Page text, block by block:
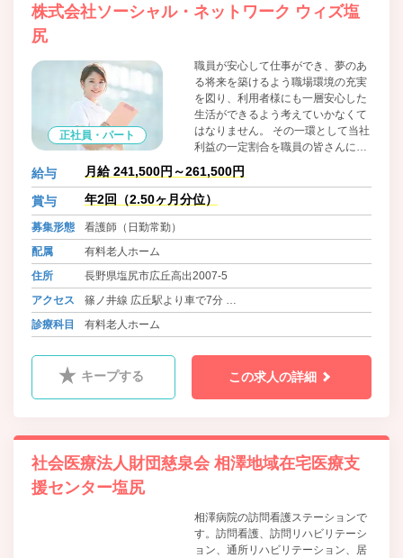
株式会社ソーシャル・ネットワーク ウィズ塩
尻
正社員・パート
職員が安心して仕事ができ、夢のあ
る将来を築けるよう職場環境の充実
を図り、利用者様にも一層安心した
生活ができるよう考えていかなくて
はなりません。 その一環として当社
利益の一定割合を職員の皆さんに還
元するため基本給の見直しと手当の
見直しを実施いたしました。今後も
利用者様の安全と職員が安心して仕
どの職場環境の改善に取り組んでま
給与 月給 241,500円～261,500円
賞与 年2回（2.50ヶ月分位）
募集形態
看護師（日勤常勤）
配属
有料老人ホーム
住所
長野県塩尻市広丘高出2007-5
アクセス
篠ノ井線 広丘駅より車で7分
JR中央本線(東京～塩尻)、JR中央本線(名古屋～塩尻) 塩尻
診療科目 有料老人ホーム
キープする この求人の詳細
社会医療法人財団慈泉会 相澤地域在宅医療支
援センター塩尻
相澤病院の訪問看護ステーションで
す。訪問看護、訪問リハビリテーシ
ョン、通所リハビリテーション、居